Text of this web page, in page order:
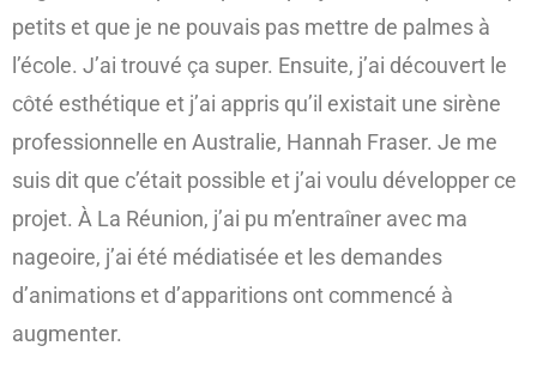
petits et que je ne pouvais pas mettre de palmes à
l’école. J’ai trouvé ça super. Ensuite, j’ai découvert le
côté esthétique et j’ai appris qu’il existait une sirène
professionnelle en Australie, Hannah Fraser. Je me
suis dit que c’était possible et j’ai voulu développer ce
projet. À La Réunion, j’ai pu m’entraîner avec ma
nageoire, j’ai été médiatisée et les demandes
d’animations et d’apparitions ont commencé à
augmenter.